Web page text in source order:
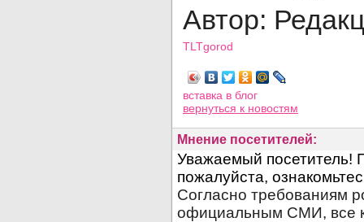
Автор:
TLTgorod
вставка в блог
вернуться к новостям
Мнение посетителей: